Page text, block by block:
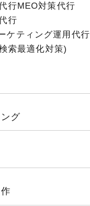
行MEO対策代行
行
ケティング運用代行
索最適化対策)
グ